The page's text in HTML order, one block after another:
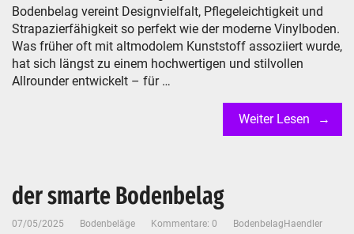
Bodenbelag vereint Designvielfalt, Pflegeleichtigkeit und
Strapazierfähigkeit so perfekt wie der moderne Vinylboden.
Was früher oft mit altmodolem Kunststoff assoziiert wurde,
hat sich längst zu einem hochwertigen und stilvollen
Allrounder entwickelt – für …
Weiter Lesen
der smarte Bodenbelag
07/05/2025 Bodenbeläge Kommentare: 0 BodenbelagHaendler